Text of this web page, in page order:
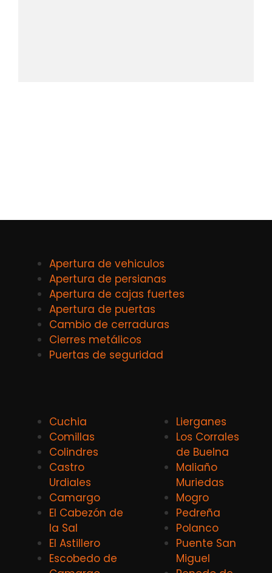
Apertura de vehiculos
Apertura de persianas
Apertura de cajas fuertes
Apertura de puertas
Cambio de cerraduras
Cierres metálicos
Puertas de seguridad
Cuchia
Comillas
Colindres
Castro
Urdiales
Camargo
El Cabezón de
la Sal
El Astillero
Escobedo de
Lierganes
Los Corrales
de Buelna
Maliaño
Muriedas
Mogro
Pedreña
Polanco
Puente San
Miguel